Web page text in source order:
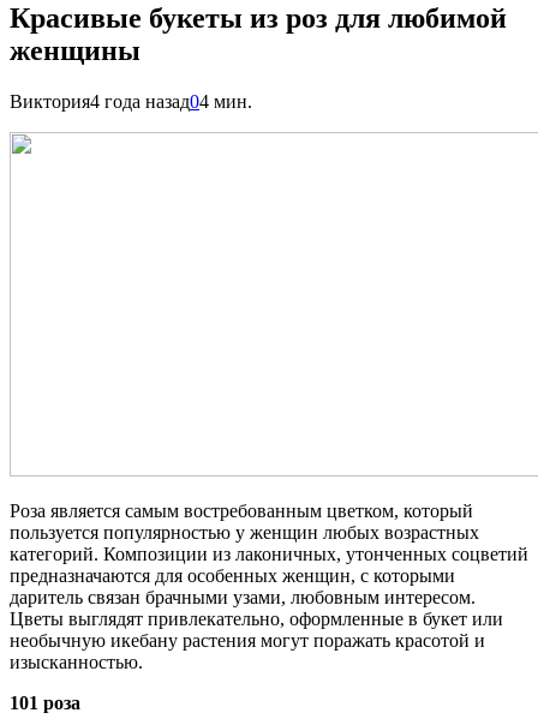
Красивые букеты из роз для любимой
женщины
Виктория4 года назад04 мин.
Роза является самым востребованным цветком, который
пользуется популярностью у женщин любых возрастных
категорий. Композиции из лаконичных, утонченных соцветий
предназначаются для особенных женщин, с которыми
даритель связан брачными узами, любовным интересом.
Цветы выглядят привлекательно, оформленные в букет или
необычную икебану растения могут поражать красотой и
изысканностью.
101 роза